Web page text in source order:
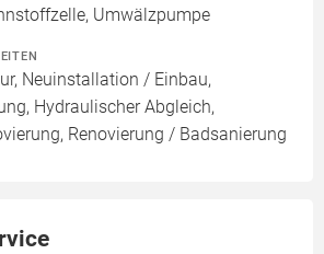
Umwälzpumpe
Neuinstallation / Einbau,
Hydraulischer Abgleich,
Renovierung / Badsanierung